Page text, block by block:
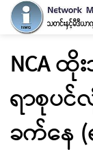
NCA
ရာစုပ
ခက်နေ